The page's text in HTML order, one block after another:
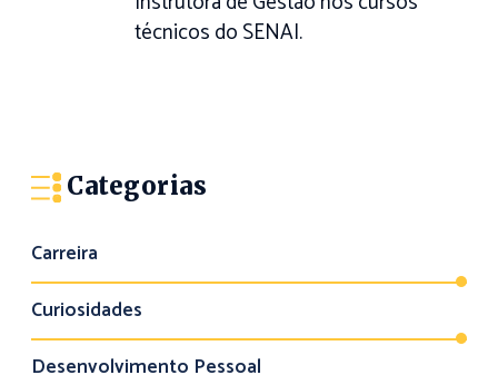
técnicos do SENAI.
Categorias
Carreira
Curiosidades
Desenvolvimento Pessoal